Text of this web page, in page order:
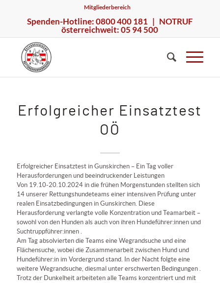
Mitgliederbereich
Spenden-Hotline: 0800 400 181 | NOTRUF
österreichweit: 05 94 500
Erfolgreicher Einsatztest
OÖ
Erfolgreicher Einsatztest in Gunskirchen – Ein Tag voller
Herausforderungen und beeindruckender Leistungen
Von 19.10-20.10.2024 in die frühen Morgenstunden stellten sich
14 unserer Rettungshundeteams einer intensiven Prüfung unter
realen Einsatzbedingungen in Gunskirchen. Diese
Herausforderung verlangte volle Konzentration und Teamarbeit –
sowohl von den Hunden als auch von ihren Hundeführer:innen und
Suchtruppführer:innen .
Am Tag absolvierten die Teams eine Wegrandsuche und eine
Flächensuche, wobei die Zusammenarbeit zwischen Hund und
Hundeführer:in im Vordergrund stand. In der Nacht folgte eine
weitere Wegrandsuche, diesmal unter erschwerten Bedingungen .
Trotz der Dunkelheit arbeiteten alle Teams konzentriert und mit